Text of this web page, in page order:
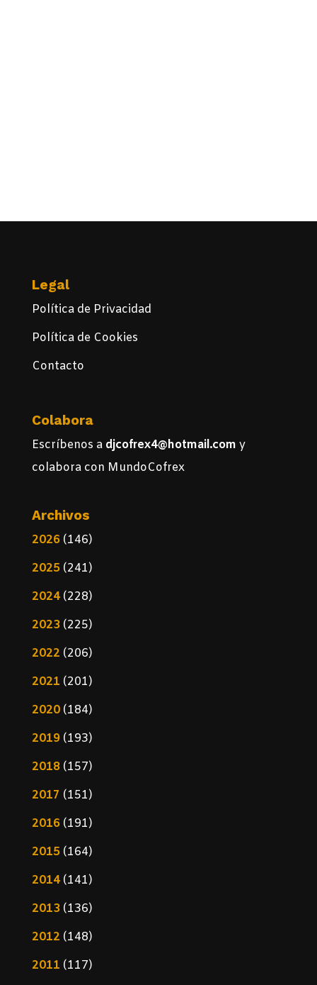
Legal
Política de Privacidad
Política de Cookies
Contacto
Colabora
Escríbenos a djcofrex4@hotmail.com y
colabora con MundoCofrex
Archivos
2026(146)
2025(241)
2024(228)
2023(225)
2022 (206)
2021 (201)
2020(184)
2019(193)
2018(157)
2017 (151)
2016(191)
2015(164)
2014(141)
2013(136)
2012 (148)
2011 (117)